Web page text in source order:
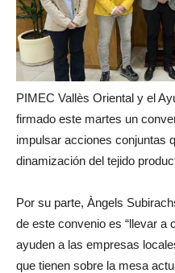
PIMEC Vallès Oriental y el
firmado este martes un
impulsar acciones conjuntas
dinamización del tejido
Por su parte, Àngels
de este convenio es “llevar a
ayuden a las empresas
que tienen sobre la mesa